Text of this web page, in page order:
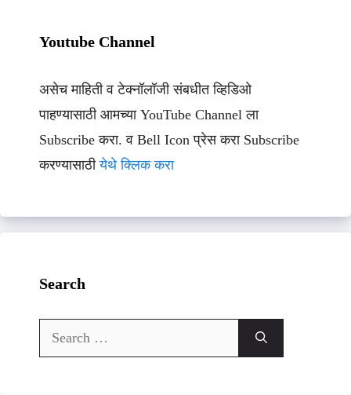
Youtube Channel
असेच माहिती व टेक्नॉलॉजी संबधीत व्हिडिओ
पाहण्यासाठी आमच्या YouTube Channel ला
Subscribe करा. व Bell Icon प्रेस करा Subscribe
करण्यासाठीयेथे क्लिक करा
Search
Search
for: